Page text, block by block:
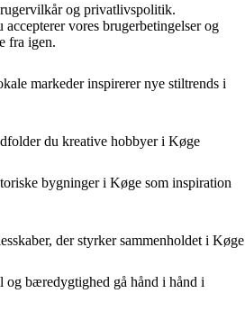
og privatlivspolitik.
vores brugerbetingelser og
fra igen.
markeder inspirerer nye stiltrends i
du kreative hobbyer i Køge
bygninger i Køge som inspiration
der styrker sammenholdet i Køge
og bæredygtighed gå hånd i hånd i